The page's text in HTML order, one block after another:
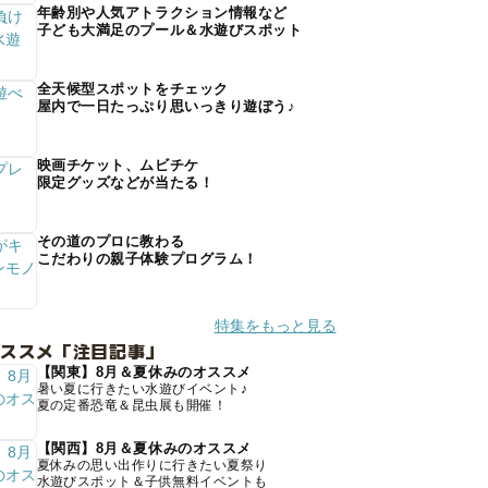
年齢別や人気アトラクション情報など
子ども大満足のプール＆水遊びスポット
全天候型スポットをチェック
屋内で一日たっぷり思いっきり遊ぼう♪
映画チケット、ムビチケ
限定グッズなどが当たる！
その道のプロに教わる
こだわりの親子体験プログラム！
特集をもっと見る
スメ「注目記事」
【関東】8月＆夏休みのオススメ
暑い夏に行きたい水遊びイベント♪
夏の定番恐竜＆昆虫展も開催！
【関西】8月＆夏休みのオススメ
夏休みの思い出作りに行きたい夏祭り
水遊びスポット＆子供無料イベントも